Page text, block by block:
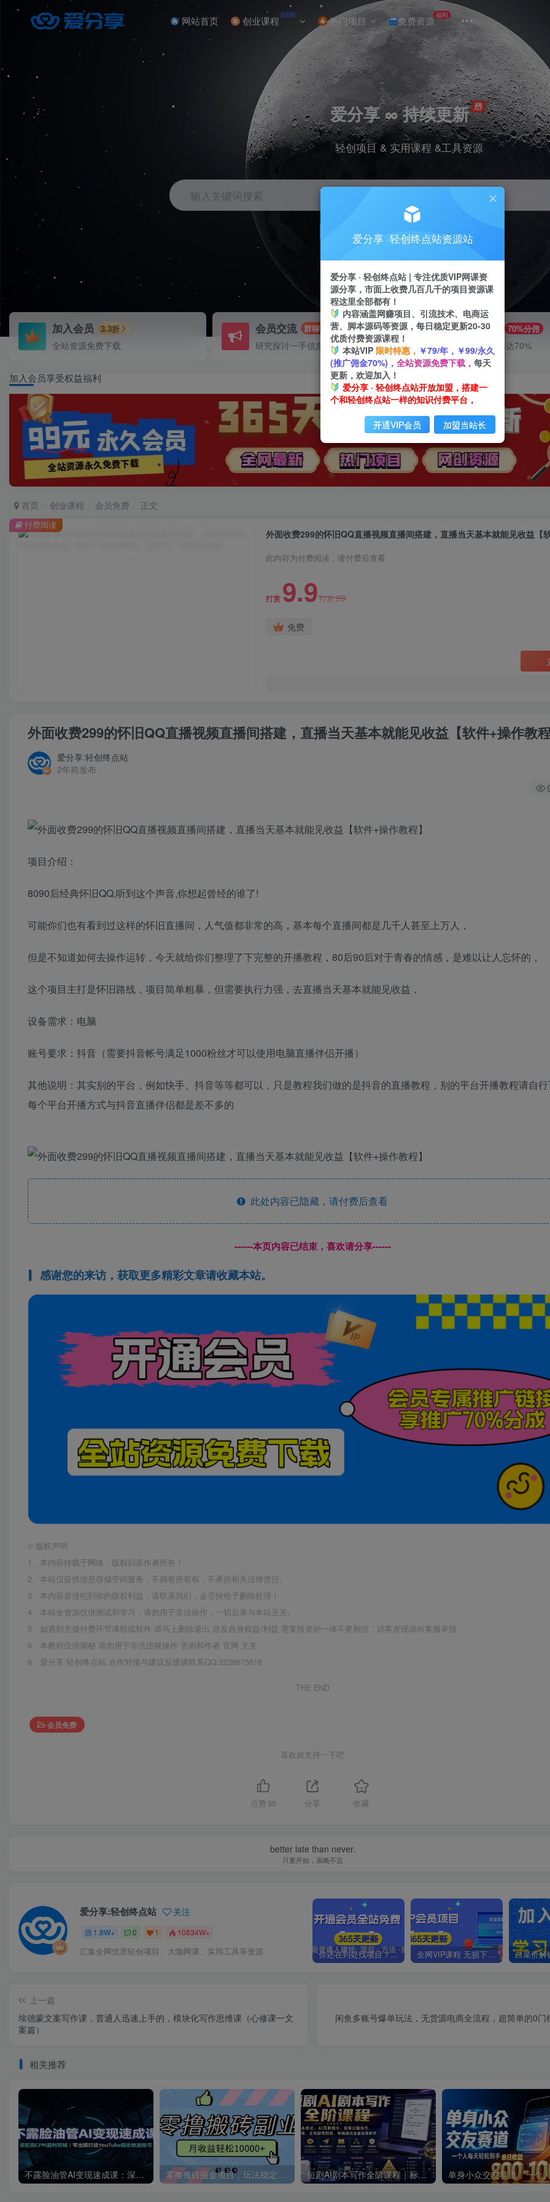
网站首页 创业课程 NEW 热门项目 免费资源福利
爱分享 ∞ 持续更新
轻创项目 & 实用课程 &工具资源
输入关键词搜索
挂机 抖音 小红书 快手
加入会员 3.3折
全站资源免费下载
会员交流 群聊
研究探讨一手信息差
推广赚钱 70%分佣
推广返佣高达70%
加入会员享受权益福利
首页 创业课程 会员免费 正文
此内容为付费阅读，请付费后查看
打赏 9.9打赏99
免费
付费阅读
外面收费299的怀旧QQ直播视频直播间搭建，直播当天基本就能见收益【软件+操作教
爱分享:轻创终点站
2年前发布
项目介绍：
8090后经典怀旧QQ,听到这个声音,你想起曾经的谁了!
可能你们也有看到过这样的怀旧直播间，人气值都非常的高，基本每个直播间都是几千人甚至上万人，
但是不知道如何去操作运转，今天就给你们整理了下完整的开播教程，80后90后对于青春的情感，是难以让人忘怀的，
这个项目主打是怀旧路线，项目简单粗暴，但需要执行力强，去直播当天基本就能见收益，
设备需求：电脑
账号要求：抖音（需要抖音帐号满足1000粉丝才可以使用电脑直播伴侣开播）
其他说明：其实别的平台，例如快手、抖音等等都可以，只是教程我们做的是抖音的直播教程，别的平台开播教程请自
每个平台开播方式与抖音直播伴侣都是差不多的
此处内容已隐藏，请付费后查看
------本页内容已结束，喜欢请分享------
感谢您的来访，获取更多精彩文章请收藏本站。
© 版权声明
1、本内容转载于网络，版权归原作者所有！
2、本站仅提供信息存储空间服务，不拥有所有权，不承担相关法律责任。
3、本内容若侵犯到你的版权利益，请联系我们，会尽快给予删除处理！
4、本站全资源仅供测试和学习，请勿用于非法操作，一切后果与本站无关。
5、如遇到充值付费环节课程或软件 请马上删除退出 涉及自身权益/利益 需要投资的一律不要相信，访客发现请向客服举报。
6、本教程仅供揭秘 请勿用于非法违规操作 否则和作者 官网 无关
6、爱分享·轻创终点站,合作对接与建议反馈请联系QQ:2238875818
THE END
会员免费
喜欢就支持一下吧
点赞 30 分享 收藏
better late than never.
只要开始，虽晚不迟
爱分享:轻创终点站 关注
1.8W+ 0 1 10834W+
汇集全网优质轻创项目、大咖网课、实用工具等资源 你还在到处找项目？还在当韭菜？我靠卖项目一个月收入5万+，曾经我也是个失败者。 全网VIP课程 无损下载~.~
上一篇
埃德蒙文案写作课，普通人迅速上手的，模块化写作思维课（心修课一文
案篇）
闲鱼多账号爆单玩法，无货源电商全流程，超简单的0门
相关推荐
不露脸油管AI变现速成课：深挖高CPM盈利领域，零出镜打造YouTube稳定收益账号 零撸搬砖掘金项目，玩法稳定普通人可落地的长期副业，月收益轻松10000+ 短剧AI剧本写作全阶课程｜标准剧本格式、AI写剧指令、投稿过稿技巧、网文改编、主线剧情把控、审稿避坑全套实操教学
爱分享 ·轻创终点站资源站
爱分享 · 轻创终点站 | 专注优质VIP网课资
源分享，市面上收费几百几千的项目资源课
程这里全部都有！
内容涵盖网赚项目、引流技术、电商运
营、脚本源码等资源，每日稳定更新20-30
优质付费资源课程！
本站VIP 限时特惠， ￥79/年，￥99/永久
(推广佣金70%)， 全站资源免费下载， 每天
更新，欢迎加入！
爱分享 · 轻创终点站开放加盟，搭建一
个和轻创终点站一样的知识付费平台，
开通VIP会员 加盟当站长